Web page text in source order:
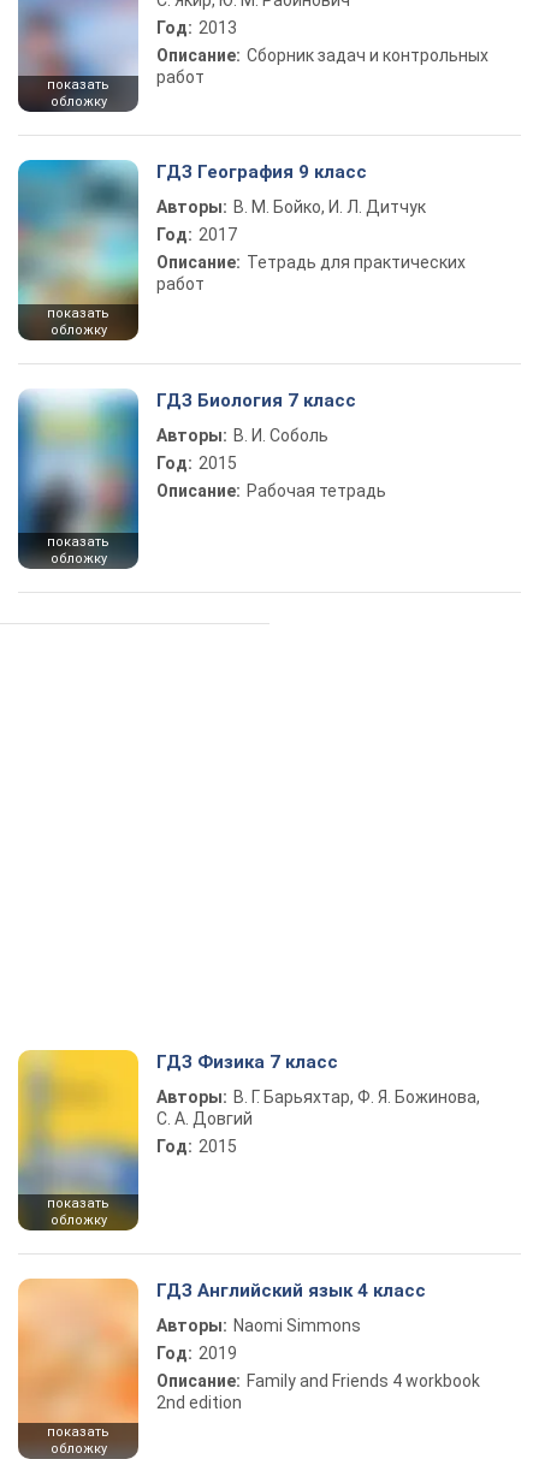
показать
обложку
Год: 2013
Описание: Сборник задач и контрольных
работ
показать
обложку
ГДЗ География 9 класс
Авторы: В. М. Бойко, И. Л. Дитчук
Год: 2017
Описание: Тетрадь для практических
работ
показать
обложку
ГДЗ Биология 7 класс
Авторы: В. И. Соболь
Год: 2015
Описание: Рабочая тетрадь
показать
обложку
ГДЗ Физика 7 класс
Авторы: В. Г. Барьяхтар, Ф. Я. Божинова,
С. А. Довгий
Год: 2015
показать
обложку
ГДЗ Английский язык 4 класс
Авторы: Naomi Simmons
Год: 2019
Описание: Family and Friends 4 workbook
2nd edition